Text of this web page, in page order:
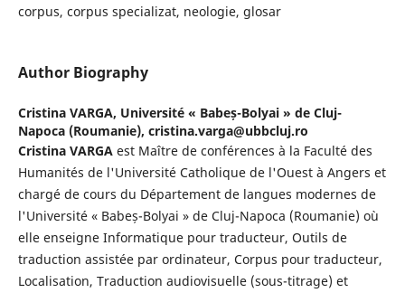
corpus, corpus specializat, neologie, glosar
Author Biography
Cristina VARGA, Université « Babeș-Bolyai » de Cluj-
Napoca (Roumanie), cristina.varga@ubbcluj.ro
Cristina VARGAest Maître de conférences à la Faculté des
Humanités de l'Université Catholique de l'Ouest à Angers et
chargé de cours du Département de langues modernes de
l'Université « Babeș-Bolyai » de Cluj-Napoca (Roumanie) où
elle enseigne Informatique pour traducteur, Outils de
traduction assistée par ordinateur, Corpus pour traducteur,
Localisation, Traduction audiovisuelle (sous-titrage) et